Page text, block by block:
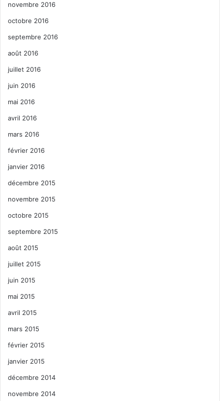
novembre 2016
octobre 2016
septembre 2016
août 2016
juillet 2016
juin 2016
mai 2016
avril 2016
mars 2016
février 2016
janvier 2016
décembre 2015
novembre 2015
octobre 2015
septembre 2015
août 2015
juillet 2015
juin 2015
mai 2015
avril 2015
mars 2015
février 2015
janvier 2015
décembre 2014
novembre 2014